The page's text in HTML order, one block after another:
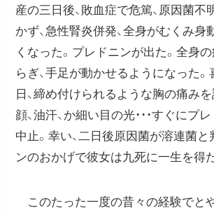
産の三日後、敗血症で危篤、原因菌不
かず、急性腎炎併発、全身がむくみ身
くなった。プレドニンが出た。全身
らぎ、手足が動かせるようになった
日、締め付けられるような胸の痛み
顔、油汗、か細い目の光・・・すぐにプ
中止。幸い、二日後原因菌が溶連菌と
ンのおかげで彼女は九死に一生を得た
このたった一度の昔々の経験でと